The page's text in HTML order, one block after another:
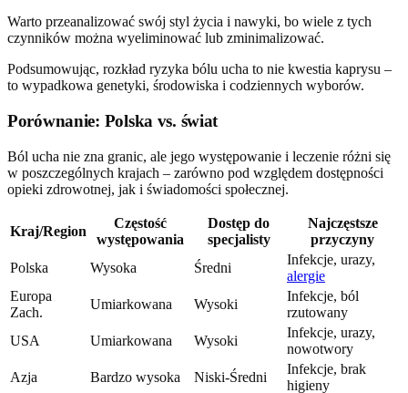
Warto przeanalizować swój styl życia i nawyki, bo wiele z tych
czynników można wyeliminować lub zminimalizować.
Podsumowując, rozkład ryzyka bólu ucha to nie kwestia kaprysu –
to wypadkowa genetyki, środowiska i codziennych wyborów.
Porównanie: Polska vs. świat
Ból ucha nie zna granic, ale jego występowanie i leczenie różni się
w poszczególnych krajach – zarówno pod względem dostępności
opieki zdrowotnej, jak i świadomości społecznej.
Kraj/Region
Częstość
występowania
Dostęp do
specjalisty
Najczęstsze
przyczyny
Polska
Wysoka Średni
Infekcje, urazy,
alergie
Europa
Zach.
Umiarkowana Wysoki
Infekcje, ból
rzutowany
USA
Umiarkowana Wysoki
Infekcje, urazy,
nowotwory
Azja
Bardzo wysoka Niski-Średni
Infekcje, brak
higieny